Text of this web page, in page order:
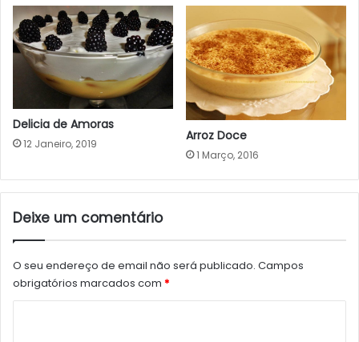
Delicia de Amoras
12 Janeiro, 2019
Arroz Doce
1 Março, 2016
Deixe um comentário
O seu endereço de email não será publicado. Campos
obrigatórios marcados com *